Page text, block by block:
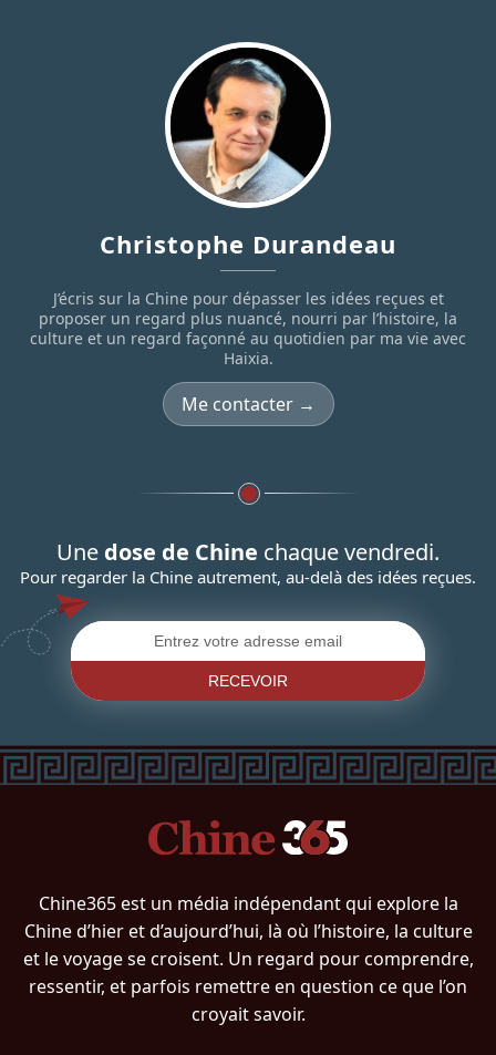
Christophe Durandeau
J’écris sur la Chine pour dépasser les idées reçues et
proposer un regard plus nuancé, nourri par l’histoire, la
culture et un regard façonné au quotidien par ma vie avec
Haixia.
Me contacter →
Une dose de Chine chaque vendredi.
Pour regarder la Chine autrement, au-delà des idées reçues.
RECEVOIR
Chine365 est un média indépendant qui explore la
Chine d’hier et d’aujourd’hui, là où l’histoire, la culture
et le voyage se croisent. Un regard pour comprendre,
ressentir, et parfois remettre en question ce que l’on
croyait savoir.